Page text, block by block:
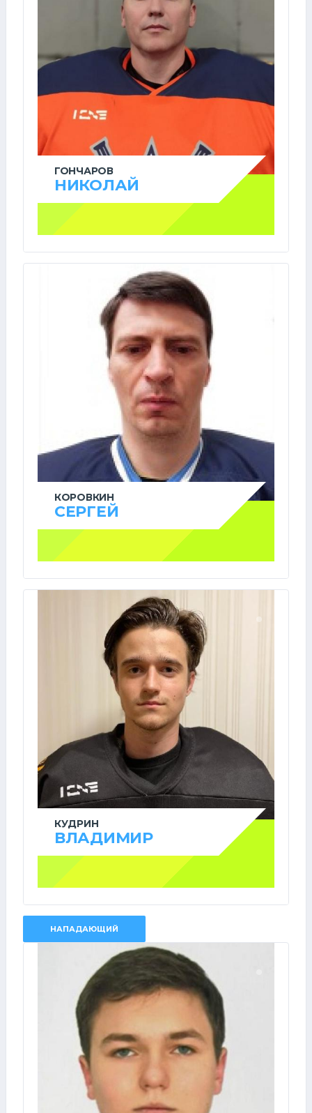
ГОНЧАРОВ
НИКОЛАЙ
КОРОВКИН
СЕРГЕЙ
КУДРИН
ВЛАДИМИР
НАПАДАЮЩИЙ